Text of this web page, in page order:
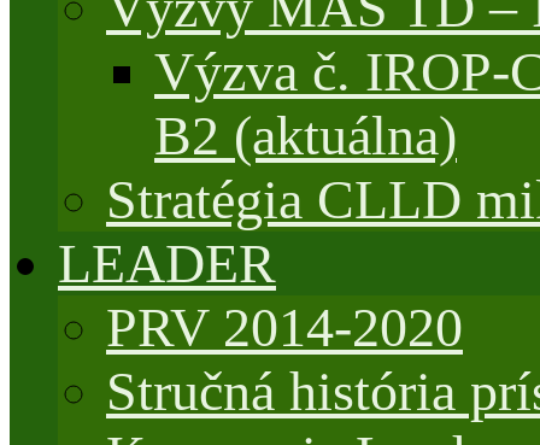
Výzva č. IROP-
B2 (aktuálna)
Stratégia CLLD
LEADER
PRV 2014-2020
Stručná história